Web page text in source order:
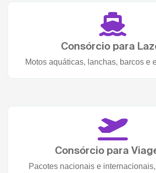
Consórcio para
Motos aquáticas, lanchas, barcos e
Consórcio para
Pacotes nacionais e